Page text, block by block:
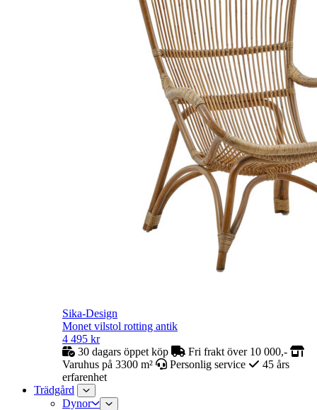
Sika-Design
Monet vilstol rotting antik
4 495 kr
30 dagars öppet köp
Fri frakt över 10 000,-
Varuhus på 3300 m²
Personlig service
45 års
erfarenhet
Trädgård
Dynor